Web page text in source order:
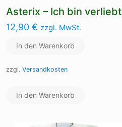
Asterix – Ich bin verliebt
12,90 € zzgl. MwSt.
In den Warenkorb
zzgl. Versandkosten
In den Warenkorb